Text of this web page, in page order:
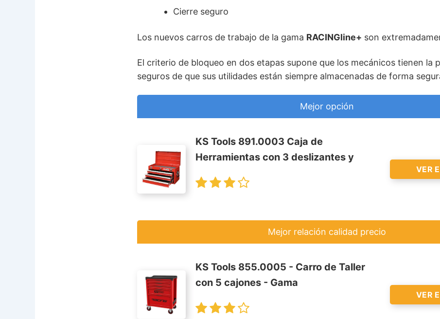
Cierre seguro
Los nuevos carros de trabajo de la gama RACINGline+ son
El criterio de bloqueo en dos etapas supone que los mecánicos tienen la
seguros de que sus utilidades están siempre almacenadas de forma
Mejor opción
KS Tools 891.0003 Caja de
Herramientas con 3 deslizantes y
VER
Mejor relación calidad precio
KS Tools 855.0005 - Carro de Taller
con 5 cajones - Gama
VER